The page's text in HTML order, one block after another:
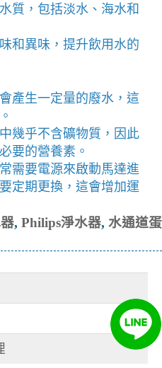
質，包括淡水、海水和
和異味，提升飲用水的
產生一定量的廢水，這
幾乎不含礦物質，因此
要的營養素。
需要電源來啟動馬達進
定期更換，這會增加運
, Philips淨水器, 水通道蛋